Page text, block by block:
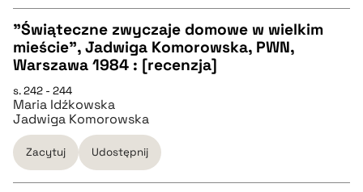
CZYSTY TEKST
pobierz cytat
BIBTEX
"Świąteczne zwyczaje domowe w wielkim
mieście", Jadwiga Komorowska, PWN,
Warszawa 1984 : [recenzja]
s. 242 - 244
Maria Idźkowska
Jadwiga Komorowska
Zacytuj Udostępnij